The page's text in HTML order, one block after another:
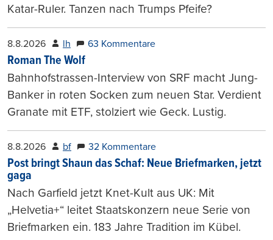
Katar-Ruler. Tanzen nach Trumps Pfeife?
8.8.2026 lh 63 Kommentare
Roman The Wolf
Bahnhofstrassen-Interview von SRF macht Jung-
Banker in roten Socken zum neuen Star. Verdient
Granate mit ETF, stolziert wie Geck. Lustig.
8.8.2026 bf 32 Kommentare
Post bringt Shaun das Schaf: Neue Briefmarken, jetzt
gaga
Nach Garfield jetzt Knet-Kult aus UK: Mit
„Helvetia+“ leitet Staatskonzern neue Serie von
Briefmarken ein. 183 Jahre Tradition im Kübel.